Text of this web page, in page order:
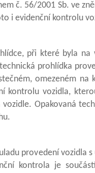
č. 56/2001 Sb. ve
i evidenční kontrolu
při které byla na
prohlídka
omezeném
kontrolu vozidla,
Opakovaná
provedení vozidla
kontrola je